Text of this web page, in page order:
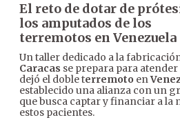
El reto de dotar de
los amputados de los
terremotos en Venezuela
Un taller dedicado a la
Caracas se prepara para
dejó el doble terremoto en
establecido una alianza con un
que busca captar y financiar a la
estos pacientes.